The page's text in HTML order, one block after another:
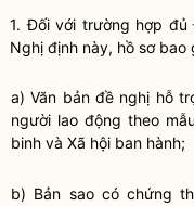
1. Đối với trường hợp
Nghị định này, hồ sơ bao
a) Văn bản đề nghị hỗ
người lao động theo
binh và Xã hội ban hành;
b) Bản sao có chứng